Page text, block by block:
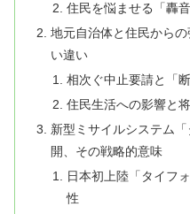
住民を悩ませる「轟
地元自治体と住民から
い違い
相次ぐ中止要請と「
住民生活への影響と
新型ミサイルシステム
開、その戦略的意味
日本初上陸「タイフ
性